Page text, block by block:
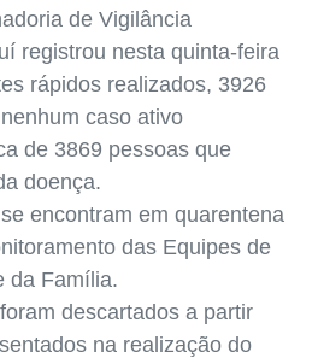
de Vigilância
registrou nesta quinta-feira
rápidos realizados, 3926
caso ativo
de 3869 pessoas que
doença.
encontram em quarentena
das Equipes de
da Família.
descartados a partir
na realização do